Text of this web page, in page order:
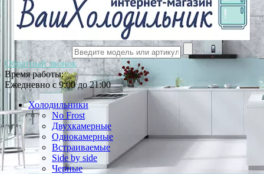
Обратный звонок
Время работы:
Ежедневно с 9:00 до 21:00
Холодильники
No Frost
Двухкамерные
Однокамерные
Встраиваемые
Side by side
Черные